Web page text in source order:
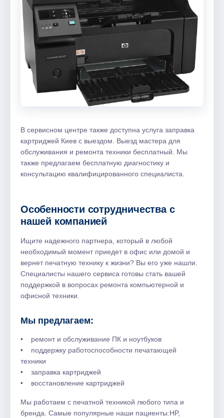
В сервисном центре также доступна услуга заправка
картриджей Киев с выездом. Выезд мастера для
обслуживания и ремонта техники бесплатный. Мы
также предлагаем бесплатную диагностику и
консультацию квалифицированного специалиста.
Особенности сотрудничества с
нашей компанией
Ищите надежного партнера, который в любой
необходимый момент приедет в офис или домой и
вернет печатную технику к жизни? Вы его уже нашли.
Специалисты нашего сервиса готовы стать вашей
поддержкой в вопросах ремонта компьютерной и
офисной техники.
Мы предлагаем:
• ремонт и обслуживание ПК и ноутбуков
• поддержку работоспособности печатающей
техники
• заправка картриджей
• восстановление картриджей
Мы работаем с печатной техникой любого типа и
бренда. Самые популярные наши пациенты:HP,